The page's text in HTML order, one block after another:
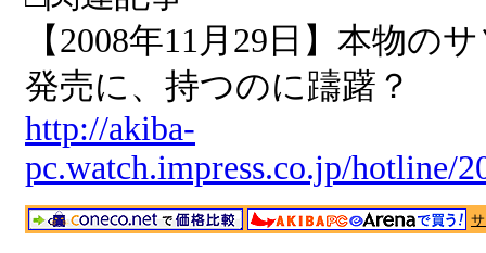
【2008年11月29日】本物の
発売に、持つのに躊躇？
http://akiba-
pc.watch.impress.co.jp/hotline/